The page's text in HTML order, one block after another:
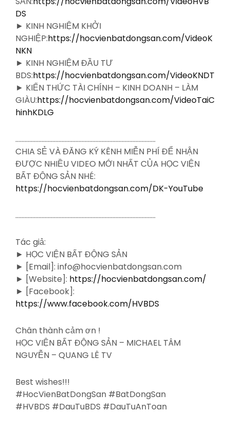
DS
► KINH NGHIỆM KHỞI
NGHIỆP:https://hocvienbatdongsan.com/VideoK
NKN
► KINH NGHIỆM ĐẦU TƯ
BDS:https://hocvienbatdongsan.com/VideoKNDT
► KIẾN THỨC TÀI CHÍNH – KINH DOANH – LÀM
GIÀU:https://hocvienbatdongsan.com/VideoTaiC
hinhKDLG
……………………………………………………………………………….
CHIA SẺ VÀ ĐĂNG KÝ KÊNH MIỄN PHÍ ĐỂ NHẬN
ĐƯỢC NHIỀU VIDEO MỚI NHẤT CỦA HỌC VIỆN
BẤT ĐỘNG SẢN NHÉ:
https://hocvienbatdongsan.com/DK-YouTube
……………………………………………………………………………….
Tác giả:
► HỌC VIỆN BẤT ĐỘNG SẢN
► [Email]: info@hocvienbatdongsan.com
► [Website]: https://hocvienbatdongsan.com/
► [Facebook]:
https://www.facebook.com/HVBDS
Chân thành cảm ơn !
HỌC VIỆN BẤT ĐỘNG SẢN – MICHAEL TÂM
NGUYỄN – QUANG LÊ TV
Best wishes!!!
#HocVienBatDongSan #BatDongSan
#HVBDS #DauTuBDS #DauTuAnToan